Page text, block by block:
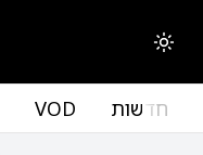
החלפת מצב תצוגה
חדשות VOD